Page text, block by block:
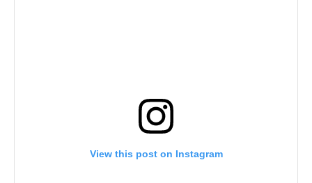
View this post on Instagram